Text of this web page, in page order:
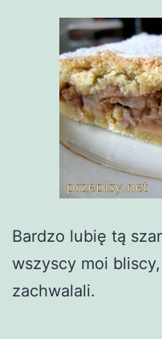
Bardzo lubię tą
wszyscy moi
zachwalali.